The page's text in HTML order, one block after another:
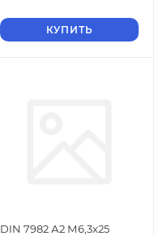
КУПИТЬ
DIN 7982 А2 М6,3х25